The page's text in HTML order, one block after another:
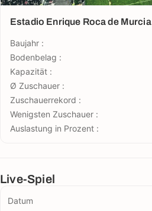
Estadio Enrique Roca de Murcia
Baujahr :
Bodenbelag :
Kapazität :
Ø Zuschauer :
Zuschauerrekord :
Wenigsten Zuschauer :
Auslastung in Prozent :
Live-Spiel
Datum